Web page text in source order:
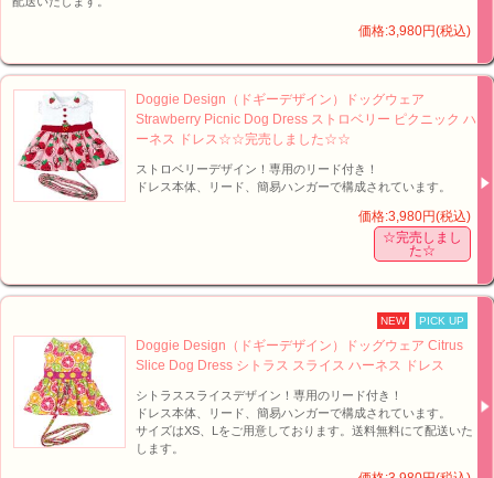
価格:3,980円(税込)
Doggie Design（ドギーデザイン）ドッグウェア
Strawberry Picnic Dog Dress ストロベリー ピクニック ハ
ーネス ドレス☆☆完売しました☆☆
ストロベリーデザイン！専用のリード付き！
ドレス本体、リード、簡易ハンガーで構成されています。
価格:3,980円(税込)
☆完売しまし
た☆
NEW PICK UP
Doggie Design（ドギーデザイン）ドッグウェア Citrus
Slice Dog Dress シトラス スライス ハーネス ドレス
シトラススライスデザイン！専用のリード付き！
ドレス本体、リード、簡易ハンガーで構成されています。
サイズはXS、Lをご用意しております。送料無料にて配送いた
します。